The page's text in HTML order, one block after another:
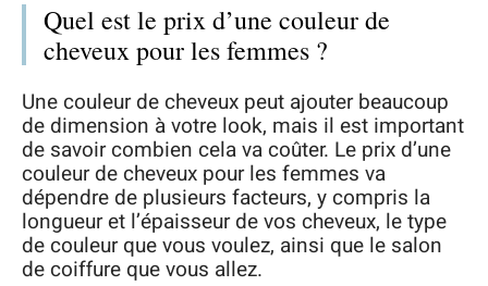
Quel est le prix d’une couleur de
cheveux pour les femmes ?
Une couleur de cheveux peut ajouter beaucoup
de dimension à votre look, mais il est important
de savoir combien cela va coûter. Le prix d’une
couleur de cheveux pour les femmes va
dépendre de plusieurs facteurs, y compris la
longueur et l’épaisseur de vos cheveux, le type
de couleur que vous voulez, ainsi que le salon
de coiffure que vous allez.